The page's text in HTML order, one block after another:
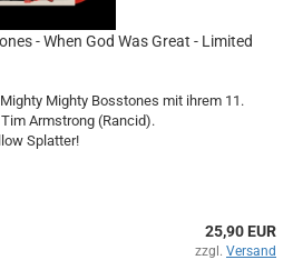
- When God Was Great - Limited
Mighty Bosstones mit ihrem 11.
Armstrong (Rancid).
Splatter!
25,90 EUR
zzgl. Versand